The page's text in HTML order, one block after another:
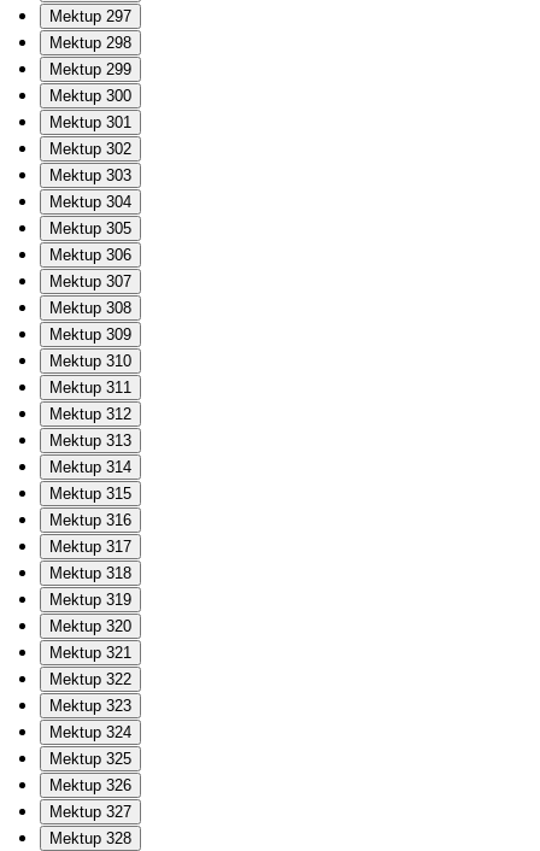
Mektup 297
Mektup 298
Mektup 299
Mektup 300
Mektup 301
Mektup 302
Mektup 303
Mektup 304
Mektup 305
Mektup 306
Mektup 307
Mektup 308
Mektup 309
Mektup 310
Mektup 311
Mektup 312
Mektup 313
Mektup 314
Mektup 315
Mektup 316
Mektup 317
Mektup 318
Mektup 319
Mektup 320
Mektup 321
Mektup 322
Mektup 323
Mektup 324
Mektup 325
Mektup 326
Mektup 327
Mektup 328